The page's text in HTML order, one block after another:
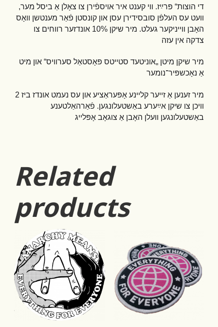
די הוצות“ פּרײַז. ווי קענט איר אויספֿירן צו צאָלן אַ ביסל מער,
וועט עס העלפֿן סובסידירן עסן און קונסטן פֿאַר מענטשן וואָס
האָבן ווייניקער געלט. מיר שיקן 10% אונדזער רווחים צו
צדקה אין עזה
מיר שיקן מיטן „אוניטעד סטייטס פּאָסטאַל סערוויס“ און מיט
אַ נאָכשפּיר־נומער
מיר זענען אַ זייער קליינע אָפּעראַציע און עס נעמט אונדז ביז 2
וויכן צו שיקן אײַערע באַשטעלונגען. פֿאַרהאַלטענע
באַשטעלונגען וועלן האָבן אַ צוגאָב אָפּלייג
Related
products